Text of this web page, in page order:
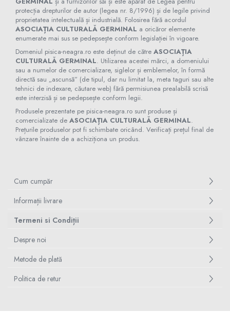
protecția drepturilor de autor (legea nr. 8/1996) și de legile privind
proprietatea intelectuală și industrială. Folosirea fără acordul
ASOCIAȚIA CULTURALĂ GERMINAL a oricăror elemente
enumerate mai sus se pedepsește conform legislației în vigoare.
Domeniul pisica-neagra.ro este deținut de către ASOCIAȚIA
CULTURALĂ GERMINAL. Utilizarea acestei mărci, a domeniului
sau a numelor de comercializare, siglelor și emblemelor, în formă
directă sau „ascunsă” (de tipul, dar nu limitat la, meta taguri sau alte
tehnici de indexare, căutare web) fără permisiunea prealabilă scrisă
este interzisă și se pedepsește conform legii.
Produsele prezentate pe pisica-neagra.ro sunt produse și
comercializate de ASOCIAȚIA CULTURALĂ GERMINAL.
Prețurile produselor pot fi schimbate oricând. Verificați prețul final de
vânzare înainte de a achiziționa un produs.
Cum cumpăr
Informații livrare
Termeni si Condiții
Despre noi
Metode de plată
Politica de retur